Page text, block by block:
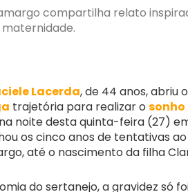
compartilha relato
Lacerda, de 44 anos, abriu
trajetória para realizar o
noite desta quinta-feira (27)
os cinco anos de tentativas
até o nascimento da filha
do sertanejo, a gravidez só